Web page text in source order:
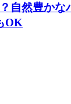
自然豊かな
OK